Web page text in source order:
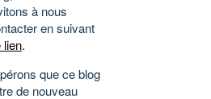
à nous
en suivant
lien.
que ce blog
de nouveau